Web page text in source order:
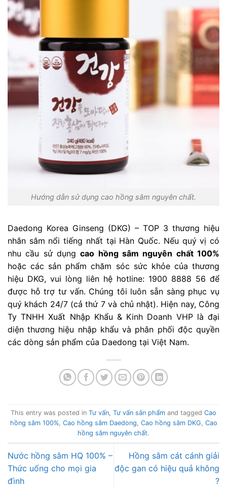
Hướng dẫn sử dụng cao hồng sâm nguyên chất.
Daedong Korea Ginseng (DKG) – TOP 3 thương hiệu
nhân sâm nổi tiếng nhất tại Hàn Quốc. Nếu quý vị có
nhu cầu sử dụngcao hồng sâm nguyên chất 100%
hoặc các sản phẩm chăm sóc sức khỏe của thương
hiệu DKG, vui lòng liên hệ hotline: 1900 8888 56 để
được hỗ trợ tư vấn. Chúng tôi luôn sẵn sàng phục vụ
quý khách 24/7 (cả thứ 7 và chủ nhật). Hiện nay, Công
Ty TNHH Xuất Nhập Khẩu & Kinh Doanh VHP là đại
diện thương hiệu nhập khẩu và phân phối độc quyền
các dòng sản phẩm của Daedong tại Việt Nam.
This entry was posted in Tư vấn, Tư vấn sản phẩm and tagged Cao
hồng sâm 100%, Cao hồng sâm Daedong, Cao hồng sâm DKG, Cao
hồng sâm nguyên chất.
Nước hồng sâm HQ 100% –
Thức uống cho mọi gia
đình
Hồng sâm cát cánh giải
độc gan có hiệu quả không
?